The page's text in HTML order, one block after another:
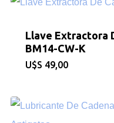
Llave Extractora
BM14-CW-K
$ 49,00